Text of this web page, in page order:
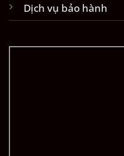
Dịch vụ bảo hành